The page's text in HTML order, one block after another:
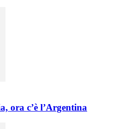
ora c’è l’Argentina